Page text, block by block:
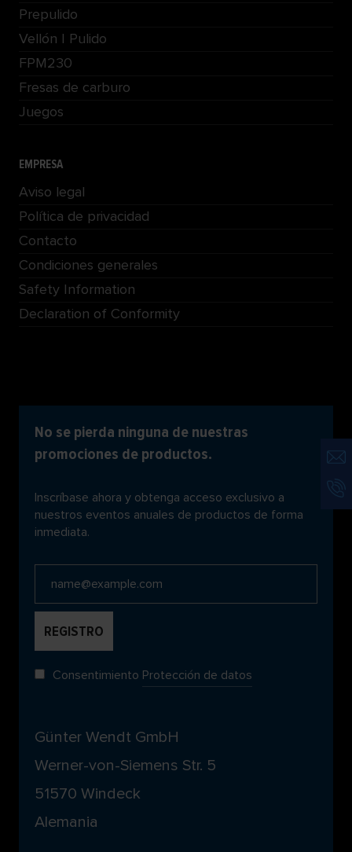
Prepulido
Vellón | Pulido
FPM230
Fresas de carburo
Juegos
EMPRESA
Aviso legal
Política de privacidad
Contacto
Condiciones generales
Safety Information
Declaration of Conformity
No se pierda ninguna de nuestras
promociones de productos.
Inscríbase ahora y obtenga acceso exclusivo a
nuestros eventos anuales de productos de forma
inmediata.
Consentimiento Protección de datos
Günter Wendt GmbH
Werner-von-Siemens Str. 5
51570 Windeck
Alemania